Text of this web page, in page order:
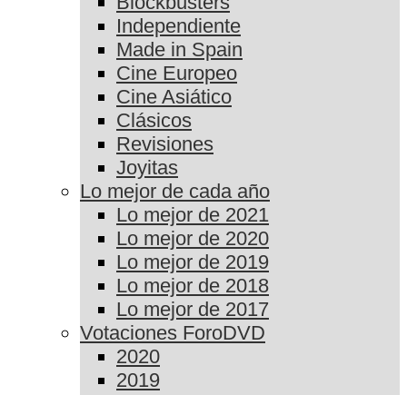
Independiente
Made in Spain
Cine Europeo
Cine Asiático
Clásicos
Revisiones
Joyitas
Lo mejor de cada año
Lo mejor de 2021
Lo mejor de 2020
Lo mejor de 2019
Lo mejor de 2018
Lo mejor de 2017
Votaciones ForoDVD
2020
2019